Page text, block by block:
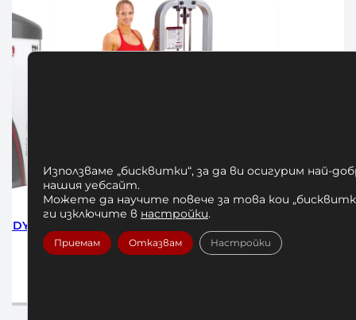
Solid STH1100G
Използваме „бисквитки“, за да ви осигурим най-
нашия уебсайт.
Можете да научите повече за това кои
ги изключите в настройки.
Приемам Отказвам Настройки